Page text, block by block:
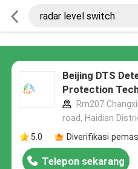
Beijing DTS
Protection
Rm207
road, Haidian
5.0
Diverifikasi
Telepon sekarang